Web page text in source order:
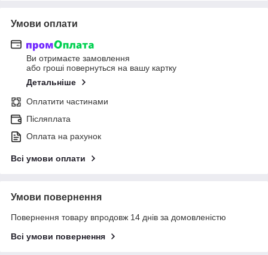
Умови оплати
Ви отримаєте замовлення
або гроші повернуться на вашу картку
Детальніше
Оплатити частинами
Післяплата
Оплата на рахунок
Всі умови оплати
Умови повернення
Повернення товару впродовж 14 днів за домовленістю
Всі умови повернення